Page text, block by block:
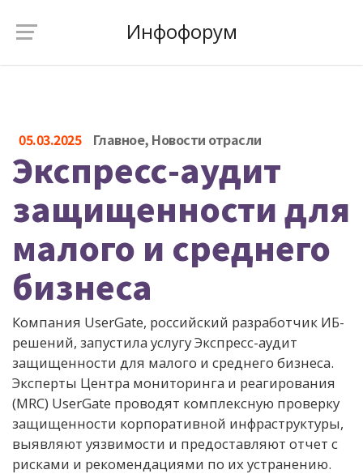
Инфофорум
05.03.2025 Главное, Новости отрасли
Экспресс-аудит
защищенности для
малого и среднего
бизнеса
Компания UserGate, российский разработчик ИБ-
решений, запустила услугу Экспресс-аудит
защищенности для малого и среднего бизнеса.
Эксперты Центра мониторинга и реагирования
(MRC) UserGate проводят комплексную проверку
защищенности корпоративной инфраструктуры,
выявляют уязвимости и предоставляют отчет с
рисками и рекомендациями по их устранению.